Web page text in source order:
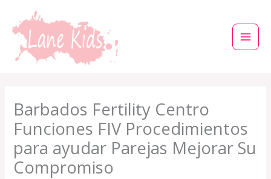
στο
περιεχόμενο
Barbados Fertility Centro
Funciones FIV Procedimientos
para ayudar Parejas Mejorar Su
Compromiso